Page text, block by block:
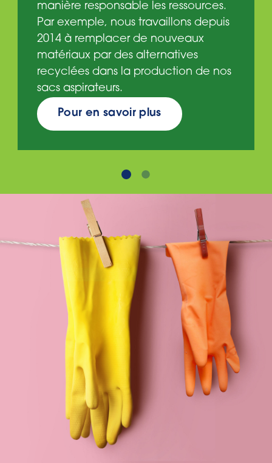
manière responsable les ressources.
Par exemple, nous travaillons depuis
2014 à remplacer de nouveaux
matériaux par des alternatives
recyclées dans la production de nos
sacs aspirateurs.
Pour en savoir plus